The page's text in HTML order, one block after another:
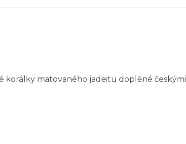
korálky matovaného jadeitu doplěné českými